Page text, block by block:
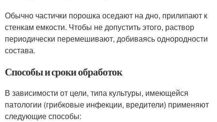
Обычно частички порошка оседают на дно, прилипают к
стенкам емкости. Чтобы не допустить этого, раствор
периодически перемешивают, добиваясь однородности
состава.
Способы и сроки обработок
В зависимости от цели, типа культуры, имеющейся
патологии (грибковые инфекции, вредители) применяют
следующие способы: